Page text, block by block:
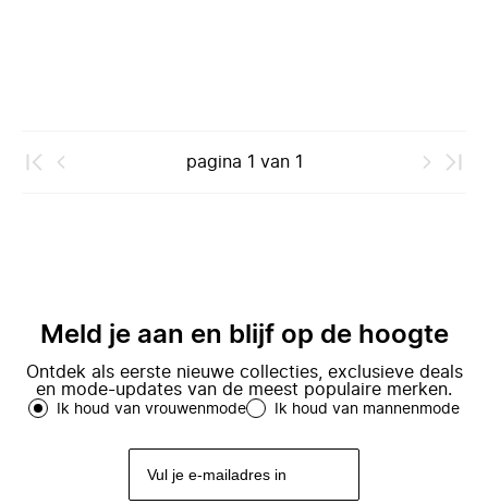
pagina 1 van 1
Meld je aan en blijf op de hoogte
Ontdek als eerste nieuwe collecties, exclusieve deals
en mode-updates van de meest populaire merken.
Ik houd van vrouwenmode Ik houd van mannenmode